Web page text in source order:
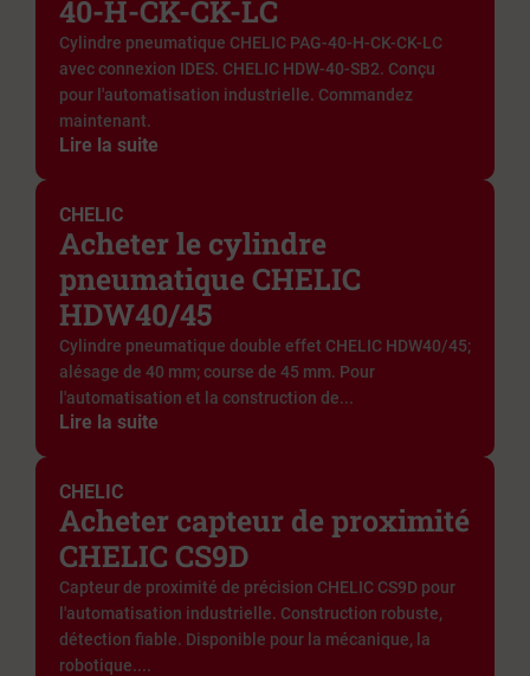
40-H-CK-CK-LC
Cylindre pneumatique CHELIC PAG-40-H-CK-CK-LC
avec connexion IDES. CHELIC HDW-40-SB2. Conçu
pour l'automatisation industrielle. Commandez
maintenant.
Lire la suite
CHELIC
Acheter le cylindre
pneumatique CHELIC
HDW40/45
Cylindre pneumatique double effet CHELIC HDW40/45;
alésage de 40 mm; course de 45 mm. Pour
l'automatisation et la construction de...
Lire la suite
CHELIC
Acheter capteur de proximité
CHELIC CS9D
Capteur de proximité de précision CHELIC CS9D pour
l'automatisation industrielle. Construction robuste,
détection fiable. Disponible pour la mécanique, la
robotique....